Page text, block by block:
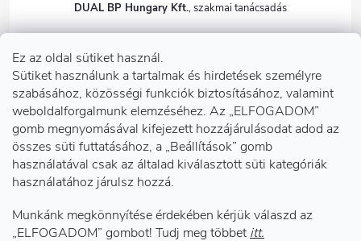
Ez az oldal sütiket használ.
Sütiket használunk a tartalmak és hirdetések személyre
szabásához, közösségi funkciók biztosításához, valamint
weboldalforgalmunk elemzéséhez. Az „ELFOGADOM”
gomb megnyomásával kifejezett hozzájárulásodat adod az
összes süti futtatásához, a „Beállítások” gomb
használatával csak az általad kiválasztott süti kategóriák
használatához járulsz hozzá.
Munkánk megkönnyítése érdekében kérjük válaszd az
„ELFOGADOM” gombot! Tudj meg többet itt.
Információk önnek
Telephelyeink
Facebook
DUAL BP Hungary Kft.
dualbp.hu